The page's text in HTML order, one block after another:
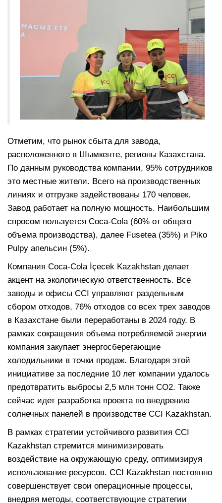
Отметим, что рынок сбыта для завода,
расположенного в Шымкенте, регионы Казахстана.
По данным руководства компании, 95% сотрудников
это местные жители. Всего на производственных
линиях и отгрузке задействованы 170 человек.
Завод работает на полную мощность. Наибольшим
спросом пользуется Coca-Cola (60% от общего
объема производства), далее Fusetea (35%) и Piko
Pulpy апельсин (5%).
Компания Coca-Cola İçecek Kazakhstan делает
акцент на экологическую ответственность. Все
заводы и офисы CCI управляют раздельным
сбором отходов, 76% отходов со всех трех заводов
в Казахстане были переработаны в 2024 году. В
рамках сокращения объема потребляемой энергии
компания закупает энергосберегающие
холодильники в точки продаж. Благодаря этой
инициативе за последние 10 лет компании удалось
предотвратить выбросы 2,5 млн тонн CO2. Также
сейчас идет разработка проекта по внедрению
солнечных панелей в производстве CCI Kazakhstan.
В рамках стратегии устойчивого развития CCI
Kazakhstan стремится минимизировать
воздействие на окружающую среду, оптимизируя
использование ресурсов. CCI Kazakhstan постоянно
совершенствует свои операционные процессы,
внедряя методы, соответствующие стратегии